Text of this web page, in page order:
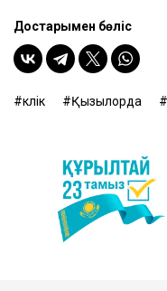
Достарыңмен бөліс
көлік Қызылорда